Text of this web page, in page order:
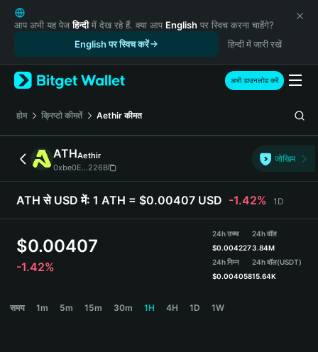
English
日本語
Русский
Español (Latinoamérica)
Türkçe
Italiano
简体中文
繁體中文
Português (Portugal)
हिन्दी
Español (Argentina)
आप अभी यह पेजहिन्दीमें देख रहे हैं. क्या आप English पर स्विच करना चाहेंगे?
English पर स्विच करें
हिन्दी में जारी रखें
अभी डाउनलोड करें
होम क्रिप्टो कीमतें Aethir कीमत
ATHAethir
0xbe0E...226B
जोखिम
ATH से USD में: 1 ATH = $0.00407 USD -1.42% 1D
$0.00407
-1.42%
24h उच्च
$0.004227
24h निम्न
$0.004058
24h वॉल
3.84M
24h वॉल(USDT)
15.64K
समय 1m 5m 15m 30m 1H 4H 1D 1W